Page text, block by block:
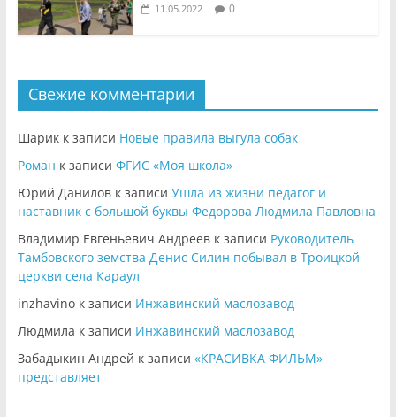
11.05.2022 0
Свежие комментарии
Шарикк записи Новые правила выгула собак
Роман к записи ФГИС «Моя школа»
Юрий Даниловк записи Ушла из жизни педагог и
наставник с большой буквы Федорова Людмила Павловна
Владимир Евгеньевич Андреевк записи Руководитель
Тамбовского земства Денис Силин побывал в Троицкой
церкви села Караул
inzhavinoк записи Инжавинский маслозавод
Людмила к записи Инжавинский маслозавод
Забадыкин Андрей к записи «КРАСИВКА ФИЛЬМ»
представляет